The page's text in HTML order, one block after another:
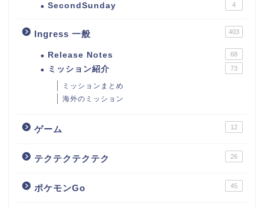
SecondSunday 4
Ingress 一般 403
Release Notes 68
ミッション紹介 73
ミッションまとめ
海外のミッション
ゲーム 12
テクテクテクテク 26
ポケモンGo 45